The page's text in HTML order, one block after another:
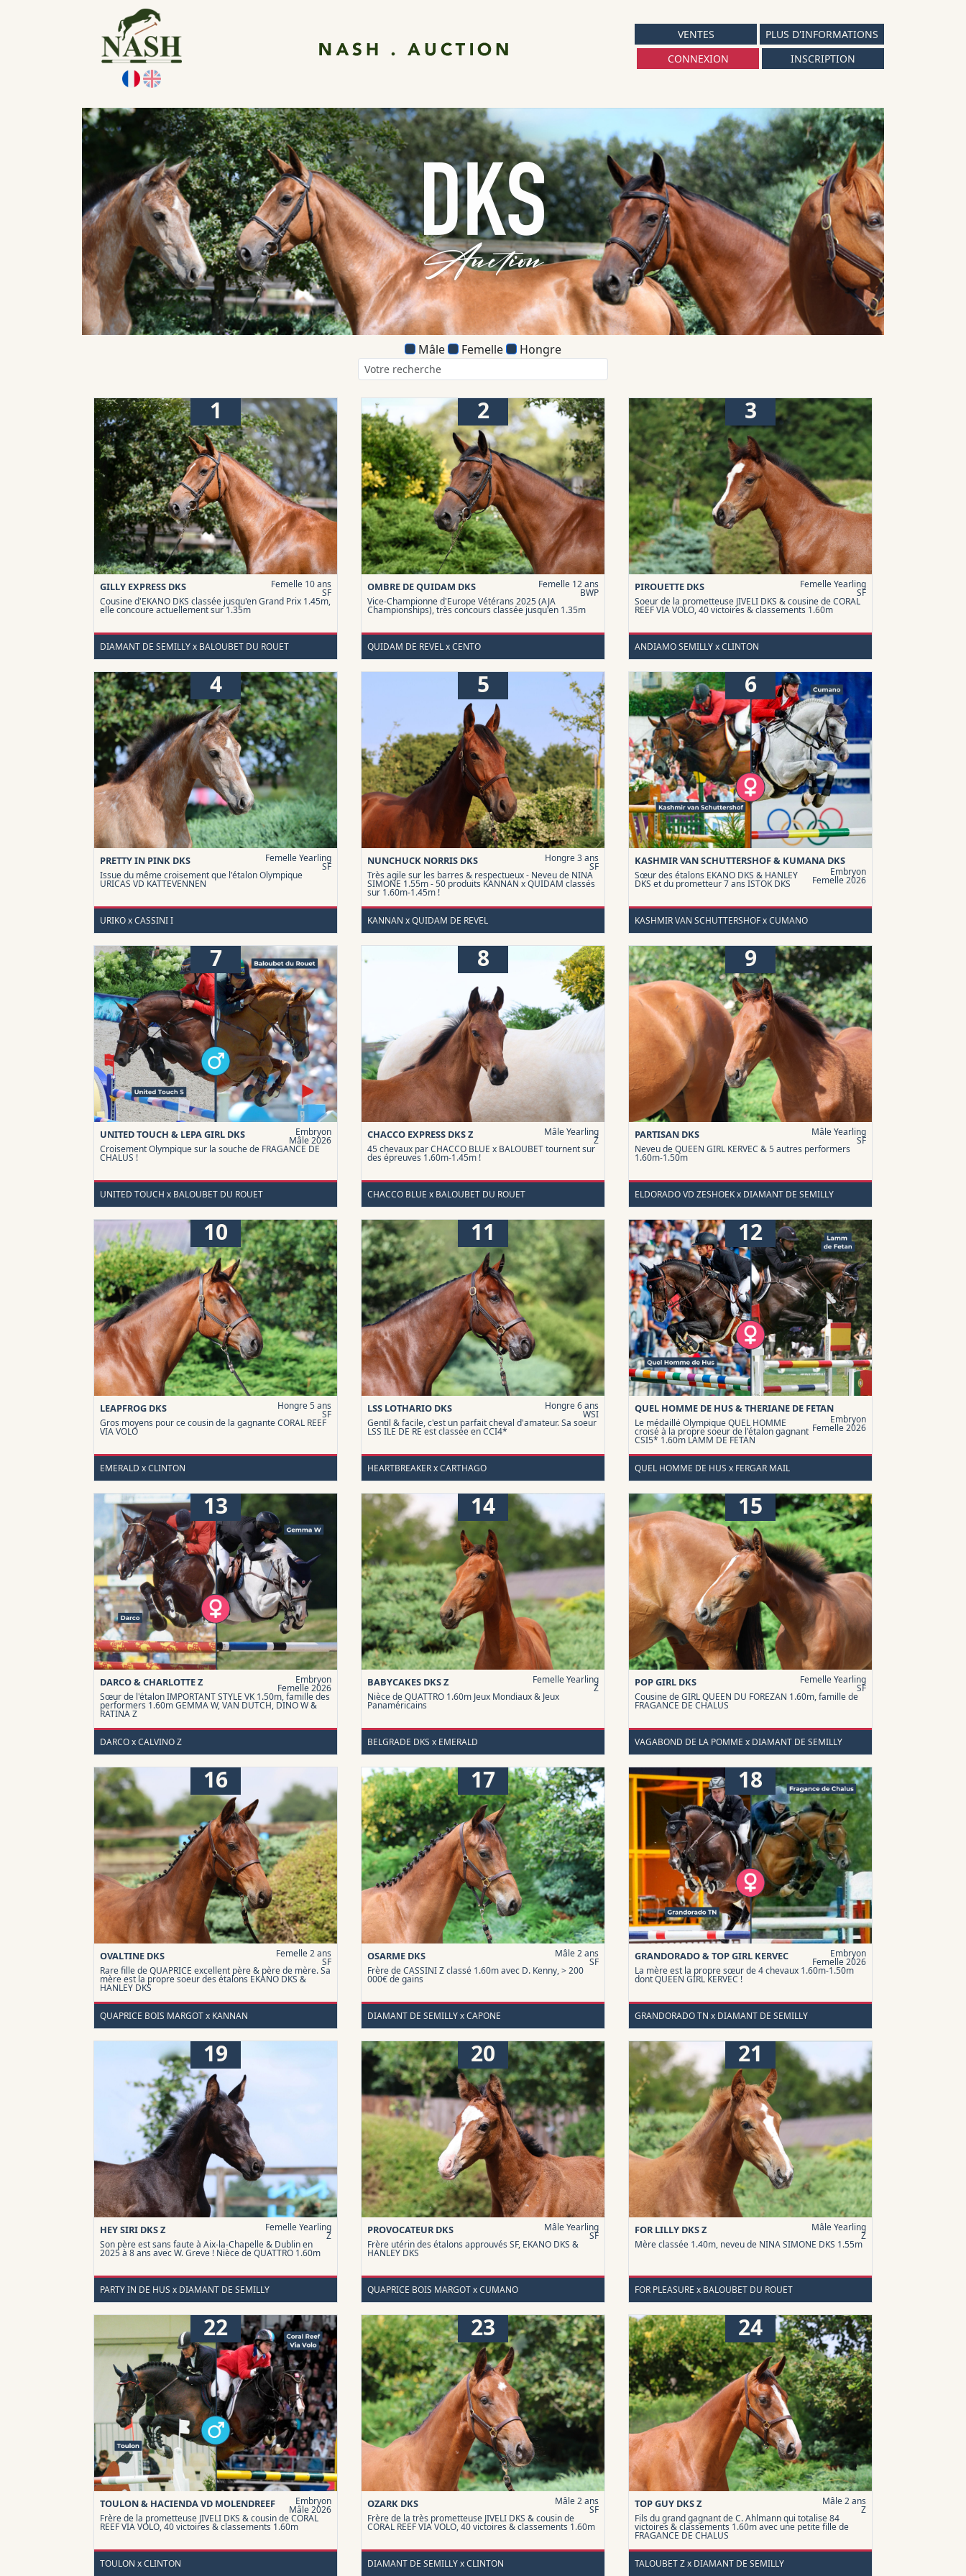
VENTES
PLUS D'INFORMATIONS
CONNEXION
INSCRIPTION
Mâle Femelle Hongre
1
GILLY EXPRESS DKS Femelle 10 ans
SF
Cousine d'EKANO DKS classée jusqu'en Grand Prix 1.45m,
elle concoure actuellement sur 1.35m
DIAMANT DE SEMILLY x BALOUBET DU ROUET
2
OMBRE DE QUIDAM DKS Femelle 12 ans
BWP
Vice-Championne d'Europe Vétérans 2025 (AJA
Championships), très concours classée jusqu'en 1.35m
QUIDAM DE REVEL x CENTO
3
PIROUETTE DKS Femelle Yearling
SF
Soeur de la prometteuse JIVELI DKS & cousine de CORAL
REEF VIA VOLO, 40 victoires & classements 1.60m
ANDIAMO SEMILLY x CLINTON
4
PRETTY IN PINK DKS Femelle Yearling
SF
Issue du même croisement que l'étalon Olympique
URICAS VD KATTEVENNEN
URIKO x CASSINI I
5
NUNCHUCK NORRIS DKS Hongre 3 ans
SF
Très agile sur les barres & respectueux - Neveu de NINA
SIMONE 1.55m - 50 produits KANNAN x QUIDAM classés
sur 1.60m-1.45m !
KANNAN x QUIDAM DE REVEL
6
KASHMIR VAN SCHUTTERSHOF & KUMANA DKS
Embryon
Femelle 2026
Sœur des étalons EKANO DKS & HANLEY
DKS et du prometteur 7 ans ISTOK DKS
KASHMIR VAN SCHUTTERSHOF x CUMANO
7
UNITED TOUCH & LEPA GIRL DKS Embryon
Mâle 2026
Croisement Olympique sur la souche de FRAGANCE DE
CHALUS !
UNITED TOUCH x BALOUBET DU ROUET
8
CHACCO EXPRESS DKS Z Mâle Yearling
Z
45 chevaux par CHACCO BLUE x BALOUBET tournent sur
des épreuves 1.60m-1.45m !
CHACCO BLUE x BALOUBET DU ROUET
9
PARTISAN DKS Mâle Yearling
SF
Neveu de QUEEN GIRL KERVEC & 5 autres performers
1.60m-1.50m
ELDORADO VD ZESHOEK x DIAMANT DE SEMILLY
10
LEAPFROG DKS Hongre 5 ans
SF
Gros moyens pour ce cousin de la gagnante CORAL REEF
VIA VOLO
EMERALD x CLINTON
11
LSS LOTHARIO DKS Hongre 6 ans
WSI
Gentil & facile, c'est un parfait cheval d'amateur. Sa soeur
LSS ILE DE RE est classée en CCI4*
HEARTBREAKER x CARTHAGO
12
QUEL HOMME DE HUS & THERIANE DE FETAN
Embryon
Femelle 2026
Le médaillé Olympique QUEL HOMME
croisé à la propre soeur de l'étalon gagnant
CSI5* 1.60m LAMM DE FETAN
QUEL HOMME DE HUS x FERGAR MAIL
13
DARCO & CHARLOTTE Z Embryon
Femelle 2026
Sœur de l'étalon IMPORTANT STYLE VK 1.50m, famille des
performers 1.60m GEMMA W, VAN DUTCH, DINO W &
RATINA Z
DARCO x CALVINO Z
14
BABYCAKES DKS Z Femelle Yearling
Z
Nièce de QUATTRO 1.60m Jeux Mondiaux & Jeux
Panaméricains
BELGRADE DKS x EMERALD
15
POP GIRL DKS Femelle Yearling
SF
Cousine de GIRL QUEEN DU FOREZAN 1.60m, famille de
FRAGANCE DE CHALUS
VAGABOND DE LA POMME x DIAMANT DE SEMILLY
16
OVALTINE DKS Femelle 2 ans
SF
Rare fille de QUAPRICE excellent père & père de mère. Sa
mère est la propre soeur des étalons EKANO DKS &
HANLEY DKS
QUAPRICE BOIS MARGOT x KANNAN
17
OSARME DKS Mâle 2 ans
SF
Frère de CASSINI Z classé 1.60m avec D. Kenny, > 200
000€ de gains
DIAMANT DE SEMILLY x CAPONE
18
GRANDORADO & TOP GIRL KERVEC Embryon
Femelle 2026
La mère est la propre sœur de 4 chevaux 1.60m-1.50m
dont QUEEN GIRL KERVEC !
GRANDORADO TN x DIAMANT DE SEMILLY
19
HEY SIRI DKS Z Femelle Yearling
Z
Son père est sans faute à Aix-la-Chapelle & Dublin en
2025 à 8 ans avec W. Greve ! Nièce de QUATTRO 1.60m
PARTY IN DE HUS x DIAMANT DE SEMILLY
20
PROVOCATEUR DKS Mâle Yearling
SF
Frère utérin des étalons approuvés SF, EKANO DKS &
HANLEY DKS
QUAPRICE BOIS MARGOT x CUMANO
21
FOR LILLY DKS Z Mâle Yearling
Z
Mère classée 1.40m, neveu de NINA SIMONE DKS 1.55m
FOR PLEASURE x BALOUBET DU ROUET
22
TOULON & HACIENDA VD MOLENDREEF Embryon
Mâle 2026
Frère de la prometteuse JIVELI DKS & cousin de CORAL
REEF VIA VOLO, 40 victoires & classements 1.60m
TOULON x CLINTON
23
OZARK DKS Mâle 2 ans
SF
Frère de la très prometteuse JIVELI DKS & cousin de
CORAL REEF VIA VOLO, 40 victoires & classements 1.60m
DIAMANT DE SEMILLY x CLINTON
24
TOP GUY DKS Z Mâle 2 ans
Z
Fils du grand gagnant de C. Ahlmann qui totalise 84
victoires & classements 1.60m avec une petite fille de
FRAGANCE DE CHALUS
TALOUBET Z x DIAMANT DE SEMILLY